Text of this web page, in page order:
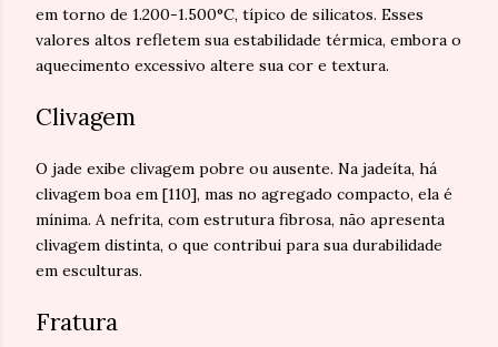
em torno de 1.200-1.500°C, típico de silicatos. Esses
valores altos refletem sua estabilidade térmica, embora o
aquecimento excessivo altere sua cor e textura.
Clivagem
O jade exibe clivagem pobre ou ausente. Na jadeíta, há
clivagem boa em [110], mas no agregado compacto, ela é
mínima. A nefrita, com estrutura fibrosa, não apresenta
clivagem distinta, o que contribui para sua durabilidade
em esculturas.
Fratura